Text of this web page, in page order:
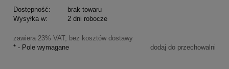
Dostępność:
brak towaru
Wysyłka w:
2 dni robocze
zawiera 23% VAT, bez kosztów dostawy
dodaj do przechowalni
* - Pole wymagane